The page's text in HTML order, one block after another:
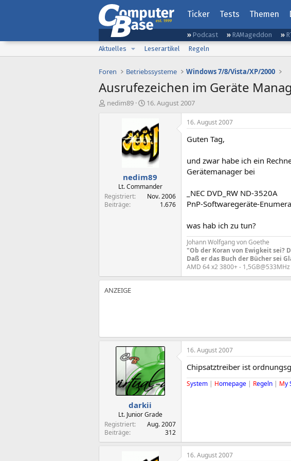
Ticker Tests Themen
Podcast RAMageddon
Aktuelles
Leserartikel Regeln
Foren Betriebssysteme Windows 7/8/Vista/XP/2000
Ausrufezeichen im Geräte
E
nedim89
E
t
e
l
l
a
m
16. August 2007
nedim89
Lt. Commander
Registriert
Nov. 2006
Beiträge
1.676
16. August 2007
Guten Tag,
und zwar habe ich ein
Gerätemanager bei
_NEC DVD_RW ND-3520A
PnP-Softwaregeräte-
was hab ich zu tun?
Johann Wolfgang von Goethe
"Ob der Koran von Ewigkeit sei?
Daß er das Buch der Bücher sei
AMD 64 x2 3800+ -
darkii
Lt. Junior Grade
Registriert
Aug. 2007
Beiträge
312
16. August 2007
Chipsatztreiber ist
System | Homepage | Regeln | My
16. August 2007